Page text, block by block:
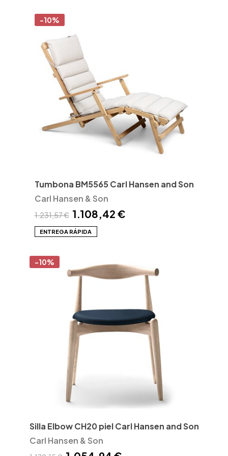
-10%
Tumbona BM5565 Carl Hansen and Son
Carl Hansen & Son
1.231,57 € 1.108,42 €
ENTREGA RÁPIDA
-10%
Silla Elbow CH20 piel Carl Hansen and Son
Carl Hansen & Son